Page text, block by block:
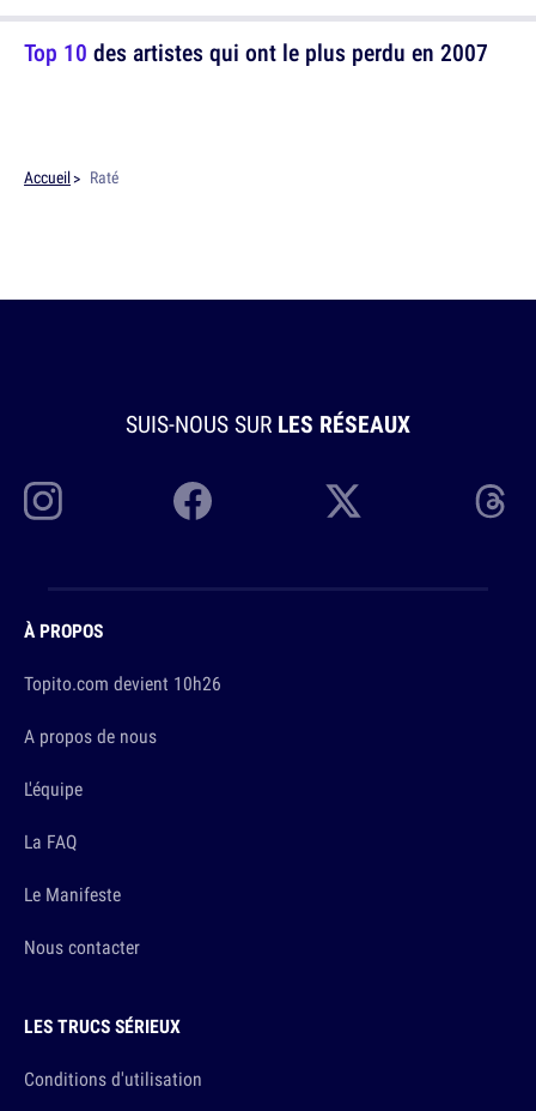
Top 10 des artistes qui ont le plus perdu en 2007
Accueil Raté
SUIS-NOUS SUR LES RÉSEAUX
À PROPOS
Topito.com devient 10h26
A propos de nous
L'équipe
La FAQ
Le Manifeste
Nous contacter
LES TRUCS SÉRIEUX
Conditions d'utilisation